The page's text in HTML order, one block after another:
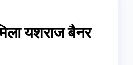
यशराज बैनर